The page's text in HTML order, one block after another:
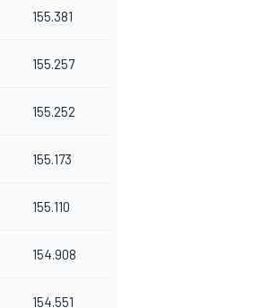
155.381
155.257
155.252
155.173
155.110
154.908
154.551